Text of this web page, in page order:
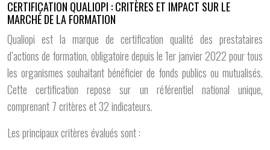
CERTIFICATION QUALIOPI : CRITÈRES ET IMPACT SUR LE
MARCHÉ DE LA FORMATION
Qualiopi est la marque de certification qualité des prestataires
d’actions de formation, obligatoire depuis le 1er janvier 2022 pour tous
les organismes souhaitant bénéficier de fonds publics ou mutualisés.
Cette certification repose sur un référentiel national unique,
comprenant 7 critères et 32 indicateurs.
Les principaux critères évalués sont :